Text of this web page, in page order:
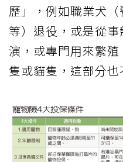
歷」，例如職業犬
等）退役，或是從
演，或專門用來繁
隻或貓隻，這部分也